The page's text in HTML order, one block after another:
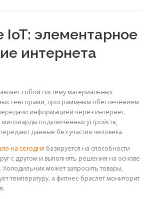
IoT: элементарное
интернета
собой систему материальных
сенсорами, программным обеспечением
информацией через интернет.
миллиарды подключенных устройств,
данные без участия человека.
на сегодня базируется на способности
с другом и выполнять решения на основе
может запросить товары,
температуру, а фитнес-браслет мониторит